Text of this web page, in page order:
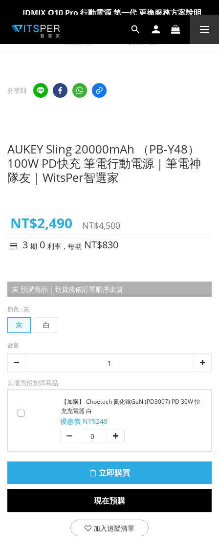
爸氣科技禮物節!精選科技好物5折起 >> 馬上選購
IDMIX Q10 Pro 行動電源 第一代 更換服務方案說明
分享到
AUKEY Sling 20000mAh （PB-Y48）
100W PD快充 筆電行動電源｜筆電神
隊友｜WitsPer智選家
NT$4,500
NT$2,490
3 期 0 利率，每期 NT$830
灰 預購商品｜到貨後依訂單順序出貨
顏色 : 灰
灰 白
數量
以優惠價加購商品
【加購】 Choetech 氮化鎵GaN (PD3007) PD 30W 快
充充電器 白
優惠價 NT$249
現在預購
立即購買
加入追蹤清單